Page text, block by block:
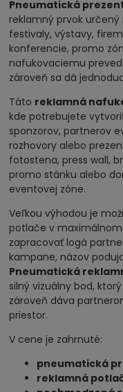
Pneumatická
reklamný prvok
festivaly, výstavy,
konferencie, promo
nafukovaciemu
zároveň sa dá
Táto reklamná
kde potrebujete
sponzorov, partnerov
rozhovory alebo
fotostena, press wall,
promo stánku alebo
eventovej zóne.
Veľkou výhodou je
potlače v maximálnom
zapracovať logá
kampane, názov
Pneumatická
silný vizuálny bod,
zároveň dáva
priestor.
V cene je zahrnuté:
pneumatická
reklamná